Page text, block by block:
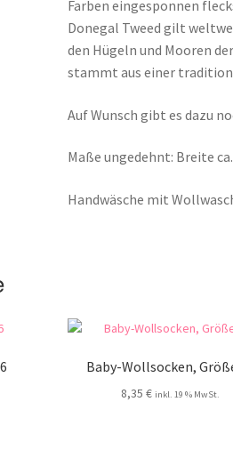
Farben eingesponnen
Donegal Tweed gilt
den Hügeln und Mooren
stammt aus einer
Auf Wunsch gibt es dazu
Maße ungedehnt: Breite
Handwäsche mit
Baby-Wollsocken,
8,35 € inkl. 19 % MwSt.